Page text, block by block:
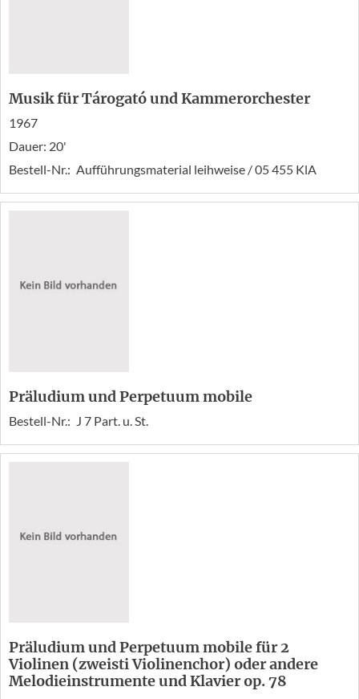
Musik für Tárogató und Kammerorchester
1967
Dauer: 20'
Bestell-Nr.: Aufführungsmaterial leihweise / 05 455 KlA
Präludium und Perpetuum mobile
Bestell-Nr.: J 7 Part. u. St.
Präludium und Perpetuum mobile für 2
Violinen (zweisti Violinenchor) oder andere
Melodieinstrumente und Klavier op. 78